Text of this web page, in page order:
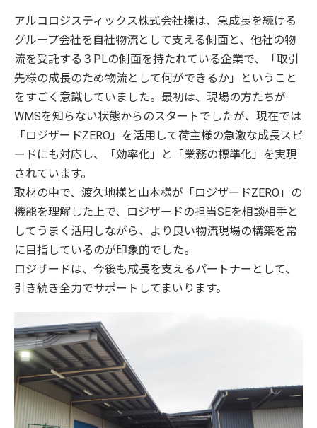
アルコロジスティックス株式会社様は、急成長を続ける
グループ会社を自社物流として支える側面と、他社の物
流を受託する３PLの側面を持たれている企業で、「取引
先様の成長のため物流として何ができるか」ということ
をすごく意識していました。最初は、現場の方たちが
WMSを知らない状態からのスタートでしたが、現在では
「ロジザードZERO」を活用して荷主様の急激な成長スピ
ードにも対応し、「効率化」と「業務の標準化」を実現
されています。
取材の中で、渡久地様と山本様が「ロジザードZERO」の
機能を理解した上で、ロジザードの担当SEを相談相手と
してうまく活用しながら、より良い物流現場の構築を常
に目指しているのが印象的でした。
ロジザードは、今後も成長を支えるパートナーとして、
引き続き全力でサポートしてまいります。